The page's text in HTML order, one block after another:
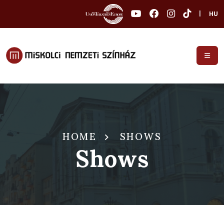
HU
HOME SHOWS
Shows